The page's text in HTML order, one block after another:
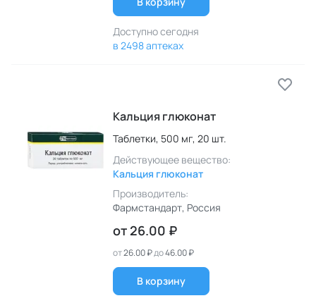
Доступно сегодня
в 2498 аптеках
Кальция глюконат
Таблетки, 500 мг, 20 шт.
Действующее вещество:
Кальция глюконат
Производитель:
Фармстандарт, Россия
от 26.00 ₽
от26.00 ₽до46.00 ₽
В корзину